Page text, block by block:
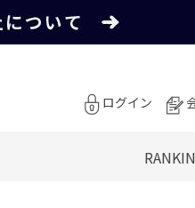
ログイン